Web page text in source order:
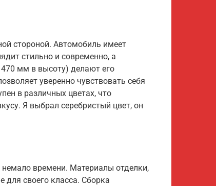
стороной. Автомобиль имеет
стильно и современно, а
мм в высоту) делают его
уверенно чувствовать себя
в различных цветах, что
Я выбрал серебристый цвет, он
времени. Материалы отделки,
для своего класса. Сборка